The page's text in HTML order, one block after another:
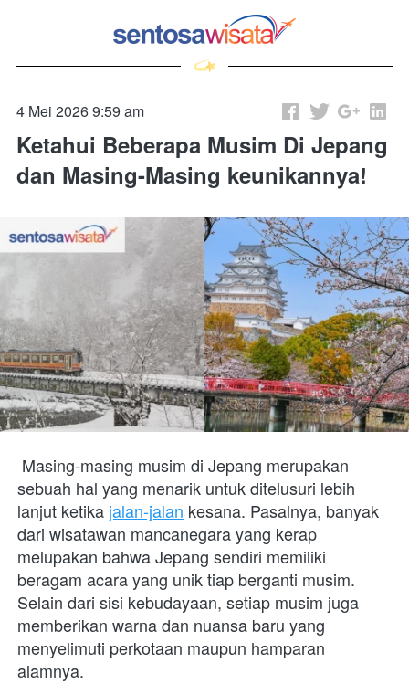
4 Mei 2026 9:59 am
Ketahui Beberapa Musim Di Jepang
dan Masing-Masing keunikannya!
Masing-masing musim di Jepang merupakan
sebuah hal yang menarik untuk ditelusuri lebih
lanjut ketika jalan-jalan kesana. Pasalnya, banyak
dari wisatawan mancanegara yang kerap
melupakan bahwa Jepang sendiri memiliki
beragam acara yang unik tiap berganti musim.
Selain dari sisi kebudayaan, setiap musim juga
memberikan warna dan nuansa baru yang
menyelimuti perkotaan maupun hamparan
alamnya.